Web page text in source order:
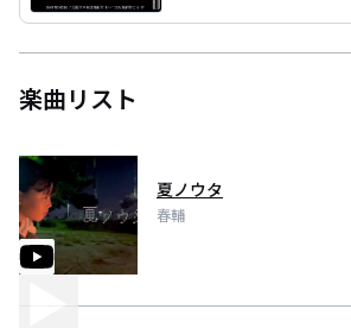
楽曲リスト
夏ノウタ
春輔